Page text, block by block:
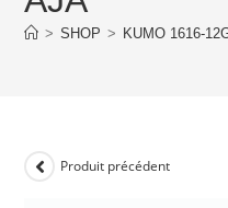
> SHOP > KUMO 1616-
Produit précédent